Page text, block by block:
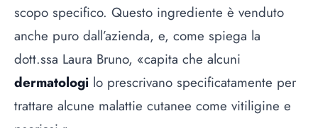
scopo specifico. Questo ingrediente è venduto
anche puro dall’azienda, e, come spiega la
dott.ssa Laura Bruno, «capita che alcuni
dermatologi lo prescrivano specificatamente per
trattare alcune malattie cutanee come vitiligine e